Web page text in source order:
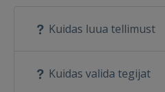
Kuidas luua tellimust
Kuidas valida tegijat